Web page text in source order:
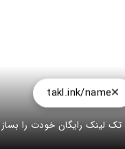
takl.ink/name
تک لینک رایگان خودت را بساز